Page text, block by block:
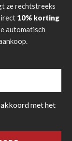
ze rechtstreeks
10% korting
automatisch
met het